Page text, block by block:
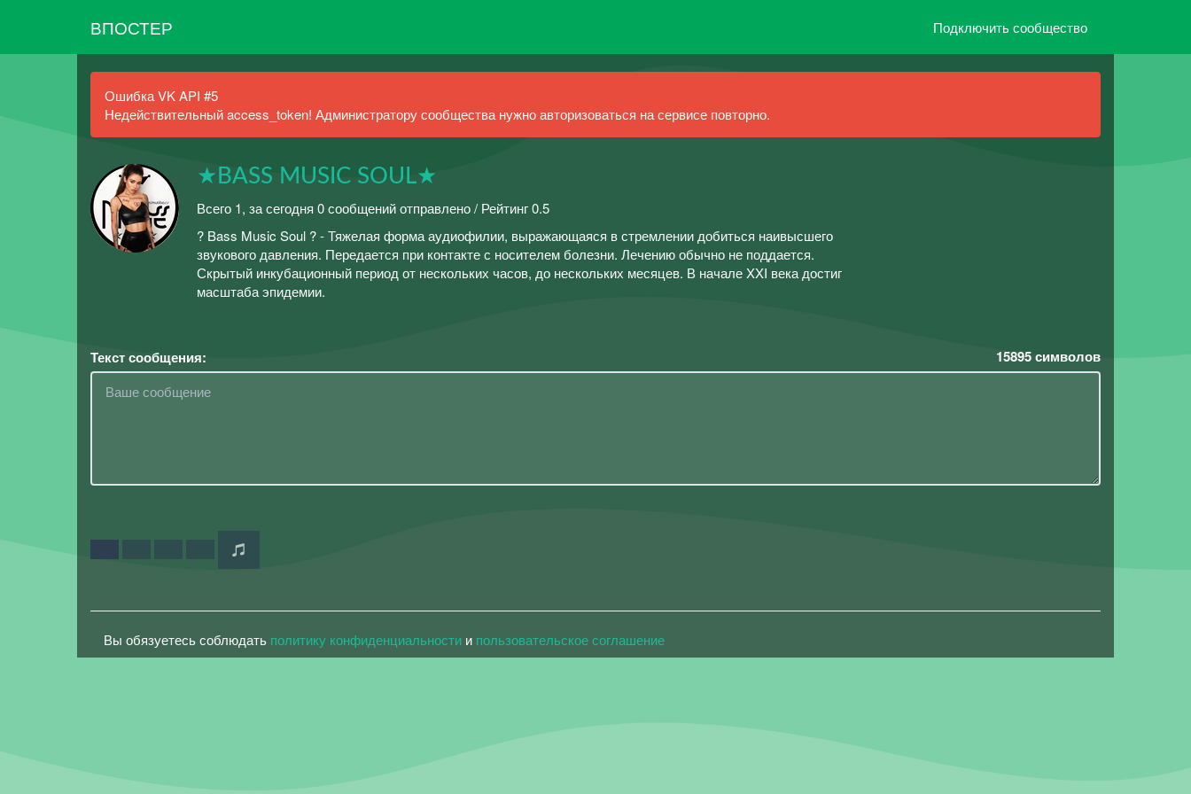
ВПОСТЕР Подключить сообщество
Ошибка VK API #5
Недействительный access_token! Администратору сообщества нужно авторизоваться на сервисе повторно.
★BASS MUSIC SOUL★
Всего 1, за сегодня 0 сообщений отправлено / Рейтинг 0.5
? Bass Music Soul ? - Тяжелая форма аудиофилии, выражающаяся в стремлении добиться наивысшего
звукового давления. Передается при контакте с носителем болезни. Лечению обычно не поддается.
Скрытый инкубационный период от нескольких часов, до нескольких месяцев. В начале XXI века достиг
масштаба эпидемии.
Текст сообщения: 15895символов
Вы обязуетесь соблюдать политику конфиденциальности и пользовательское соглашение